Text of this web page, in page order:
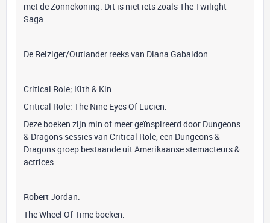
met de Zonnekoning. Dit is niet iets zoals The Twilight
Saga.
De Reiziger/Outlander reeks van Diana Gabaldon.
Critical Role; Kith & Kin.
Critical Role: The Nine Eyes Of Lucien.
Deze boeken zijn min of meer geïnspireerd door Dungeons
& Dragons sessies van Critical Role, een Dungeons &
Dragons groep bestaande uit Amerikaanse stemacteurs &
actrices.
Robert Jordan:
The Wheel Of Time boeken.